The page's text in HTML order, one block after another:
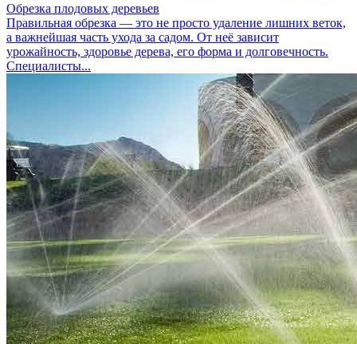
Обрезка плодовых деревьев
Правильная обрезка — это не просто удаление лишних веток,
а важнейшая часть ухода за садом. От неё зависит
урожайность, здоровье дерева, его форма и долговечность.
Специалисты...